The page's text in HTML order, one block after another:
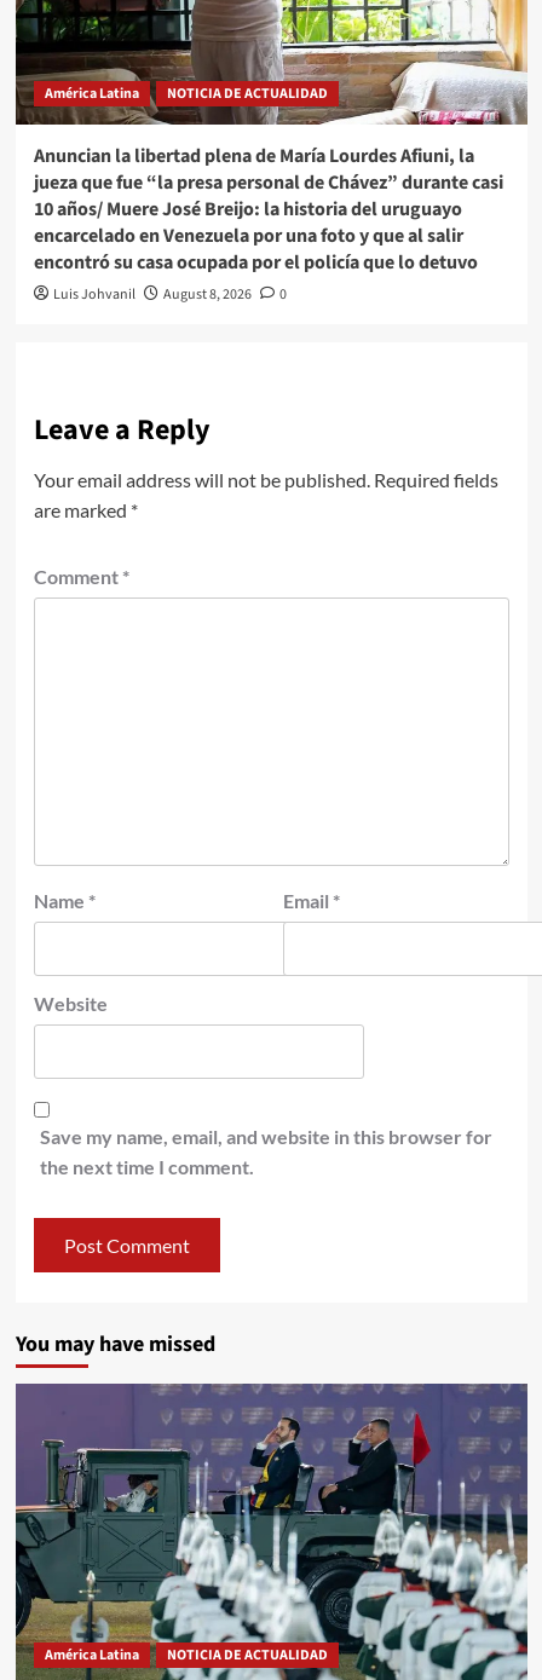
América Latina NOTICIA DE ACTUALIDAD
Anuncian la libertad plena de María Lourdes Afiuni, la
jueza que fue “la presa personal de Chávez” durante casi
10 años/ Muere José Breijo: la historia del uruguayo
encarcelado en Venezuela por una foto y que al salir
encontró su casa ocupada por el policía que lo detuvo
Luis Johvanil August 8, 2026 0
Leave a Reply
Your email address will not be published. Required fields
are marked *
Comment *
Name * Email *
Website
Save my name, email, and website in this browser for
the next time I comment.
You may have missed
América Latina NOTICIA DE ACTUALIDAD